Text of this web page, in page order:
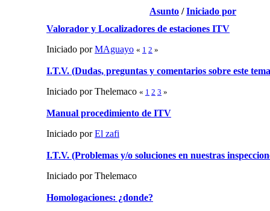
Asunto /Iniciado por
Valorador y Localizadores de estaciones ITV
Iniciado porMAguayo « 1 2 »
I.T.V. (Dudas, preguntas y comentarios sobre este
Iniciado por Thelemaco « 1 2 3 »
Manual procedimiento de ITV
Iniciado porEl zafi
I.T.V. (Problemas y/o soluciones en nuestras
Iniciado por Thelemaco
Homologaciones: ¿donde?